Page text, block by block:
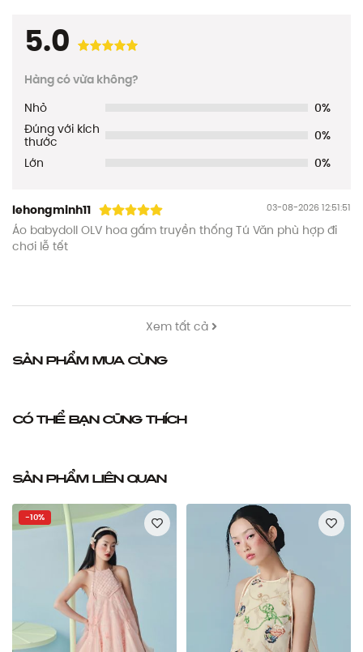
5.0
Hàng có vừa không?
Nhỏ
0%
Đúng với kích
thước
0%
Lớn
0%
lehongminh11 03-08-2026 12:51:51
Áo babydoll OLV hoa gấm truyền thống Tú Văn phù hợp đi
chơi lễ tết
Xem tất cả
Sản phẩm mua cùng
Có thể bạn cũng thích
Sản phẩm liên quan
-10%